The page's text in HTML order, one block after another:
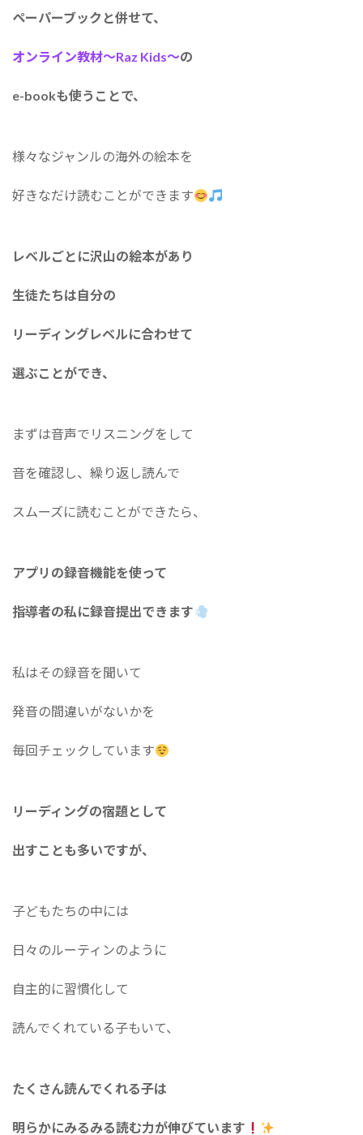
ペーパーブックと併せて、
オンライン教材～Raz Kids～の
e-bookも使うことで、
様々なジャンルの海外の絵本を
好きなだけ読むことができます
レベルごとに沢山の絵本があり
生徒たちは自分の
リーディングレベルに合わせて
選ぶことができ、
まずは音声でリスニングをして
音を確認し、繰り返し読んで
スムーズに読むことができたら、
アプリの録音機能を使って
指導者の私に録音提出できます
私はその録音を聞いて
発音の間違いがないかを
毎回チェックしています
リーディングの宿題として
出すことも多いですが、
子どもたちの中には
日々のルーティンのように
自主的に習慣化して
読んでくれている子もいて、
たくさん読んでくれる子は
明らかにみるみる読む力が伸びています